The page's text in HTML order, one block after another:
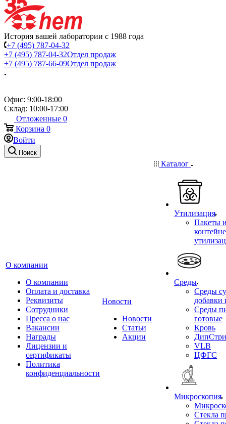
История вашей лаборатории с 1988 года
+7 (495) 787-04-32
+7 (495) 787-04-32Отдел продаж
+7 (495) 787-66-09Отдел продаж
Офис: 9:00-18:00
Склад: 10:00-17:00
Отложенные 0
Корзина 0
Войти
Поиск
О компании
О компании
Оплата и доставка
Реквизиты
Сотрудники
Пресса о нас
Вакансии
Награды
Лицензии и
сертификаты
Политика
конфиденциальности
Новости
Новости
Статьи
Акции
Каталог
Утилизация
Пакеты
Среды
Среды
добавки
Среды
готовые
Кровь
VLB
ЦФГС
Микроскопия
Стекла